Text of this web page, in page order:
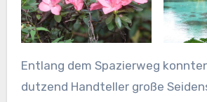
Entlang dem Spazierweg
dutzend Handteller große